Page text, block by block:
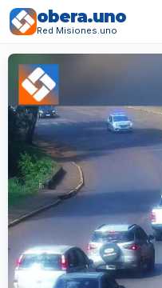
obera.uno
Red Misiones.uno